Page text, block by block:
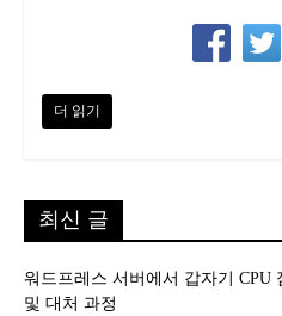
더 읽기
최신 글
워드프레스 서버에서 갑자기 CPU
및 대처 과정